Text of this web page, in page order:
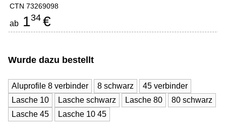
CTN 73269098
ab 134 €
Wurde dazu bestellt
Aluprofile 8 verbinder 8 schwarz
45 verbinder
Lasche 10
Lasche schwarz Lasche 80
80 schwarz
Lasche 45
Lasche 10 45